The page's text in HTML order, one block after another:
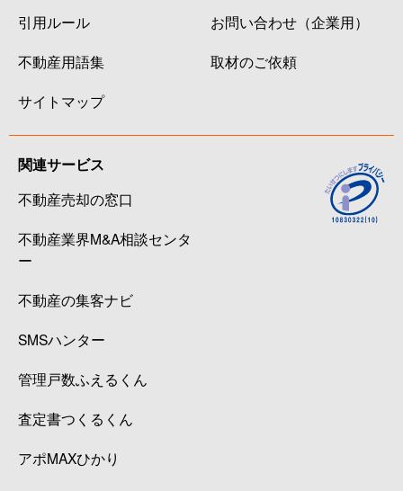
引用ルール
不動産用語集
サイトマップ
お問い合わせ（企業用）
取材のご依頼
関連サービス
不動産売却の窓口
不動産業界M&A相談センタ
ー
不動産の集客ナビ
SMSハンター
管理戸数ふえるくん
査定書つくるくん
アポMAXひかり